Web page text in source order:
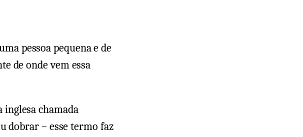
evitar,
tem
pessoa pequena e de
de onde vem essa
chamada
dobrar – esse termo faz